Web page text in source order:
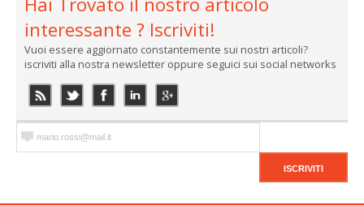
interessante ? Iscriviti!
Vuoi essere aggiornato constantemente sui nostri articoli?
iscriviti alla nostra newsletter oppure seguici sui social networks